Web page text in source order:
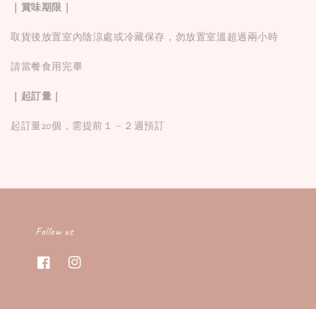
｜賞味期限｜
取貨後放置室內陰涼處或冷藏保存，勿放置室溫超過兩小時
請當餐食用完畢
｜起訂量｜
起訂量20個，需提前１－２週預訂
Follow us